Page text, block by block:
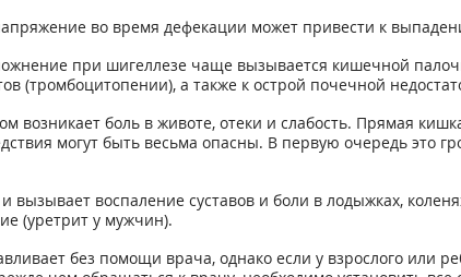
во время дефекации может привести к
при шигеллезе чаще вызывается кишечной
(тромбоцитопении), а также к острой почечной
возникает боль в животе, отеки и слабость. Прямая
могут быть весьма опасны. В первую очередь это
воспаление суставов и боли в лодыжках,
(уретрит у мужчин).
без помощи врача, однако если у взрослого или